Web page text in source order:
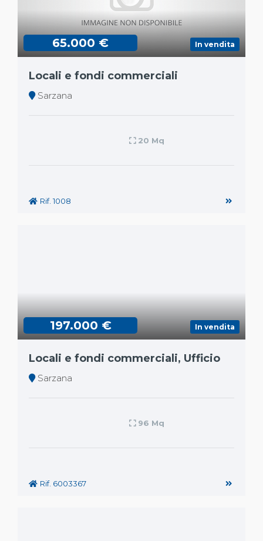
In vendita
65.000 €
Locali e fondi commerciali
Sarzana
20 Mq
Rif. 1008
In vendita
197.000 €
Locali e fondi commerciali, Ufficio
Sarzana
96 Mq
Rif. 6003367